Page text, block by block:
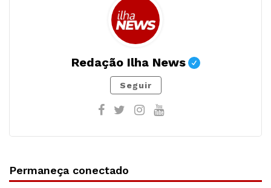
Redação Ilha News
Seguir
Permaneça conectado